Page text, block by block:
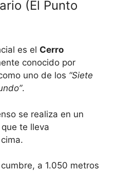
(El Punto
es el Cerro
conocido por
uno de los “Siete
.
se realiza en un
que te lleva
a 1.050 metros